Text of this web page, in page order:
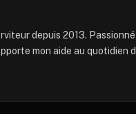
depuis 2013.
mon aide au quotidien